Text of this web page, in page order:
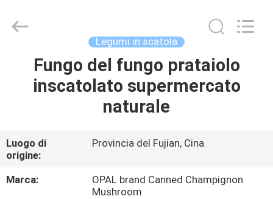
CASA
CIRCA
NOI
Rights
Legumi in scatola
Fungo del fungo prataiolo
inscatolato supermercato
naturale
Luogo di
origine:
Provincia del Fujian, Cina
Marca:
OPAL brand Canned Champignon
Mushroom